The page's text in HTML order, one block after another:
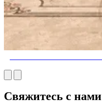
Свяжитесь с нами